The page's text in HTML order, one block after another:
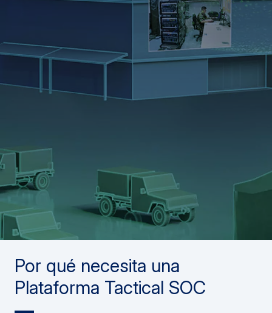
Por qué necesita una
Plataforma Tactical SOC